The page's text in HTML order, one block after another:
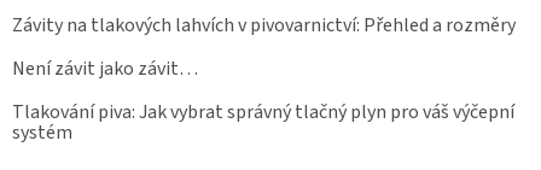
Závity na tlakových lahvích v pivovarnictví: Přehled a rozměry
Není závit jako závit…
Tlakování piva: Jak vybrat správný tlačný plyn pro váš výčepní
systém